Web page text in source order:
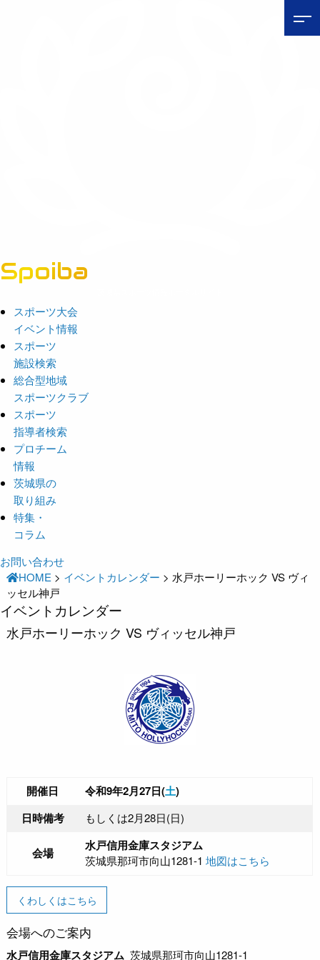
Spoiba
スポーツ大会
イベント情報
スポーツ
施設検索
総合型地域
スポーツクラブ
スポーツ
指導者検索
プロチーム
情報
茨城県の
取り組み
特集・
コラム
お問い合わせ
HOME > イベントカレンダー > 水戸ホーリーホック VS ヴィ
ッセル神戸
イベントカレンダー
水戸ホーリーホック VS ヴィッセル神戸
開催日 令和9年2月27日(土)
日時備考
もしくは2月28日(日)
会場 水戸信用金庫スタジアム
茨城県那珂市向山1281-1 地図はこちら
くわしくはこちら
会場へのご案内
水戸信用金庫スタジアム 茨城県那珂市向山1281-1